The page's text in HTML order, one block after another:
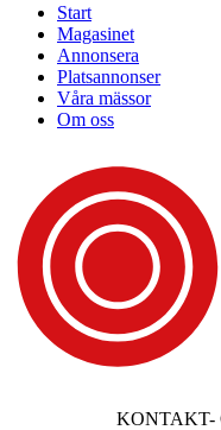
Start
Magasinet
Annonsera
Platsannonser
Våra mässor
Om oss
KONTAKT-